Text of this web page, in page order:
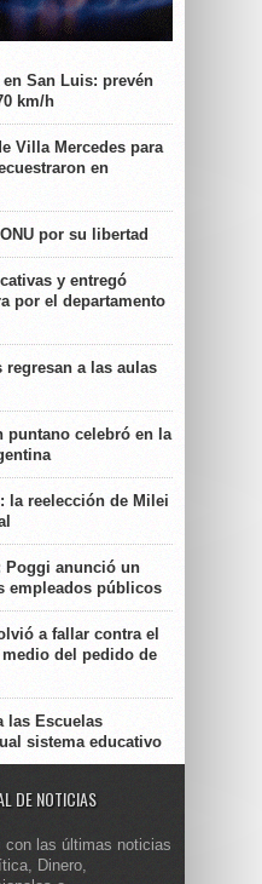
San Luis: prevén
km/h
Villa Mercedes para
en
por su libertad
y entregó
por el departamento
a las aulas
puntano celebró en la
la reelección de Milei
Poggi anunció un
empleados públicos
a fallar contra el
del pedido de
las Escuelas
sistema educativo
DE NOTICIAS
con las últimas noticias
Dinero,